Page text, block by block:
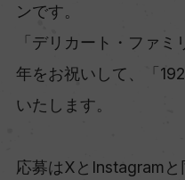
ンです。
「デリカート・ファ
年をお祝いして、「
いたします。
応募はXとInstagram